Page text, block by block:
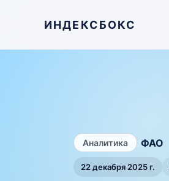
ИНДЕКСБОКС
Аналитика /ФАО
22 декабря 2025 г.